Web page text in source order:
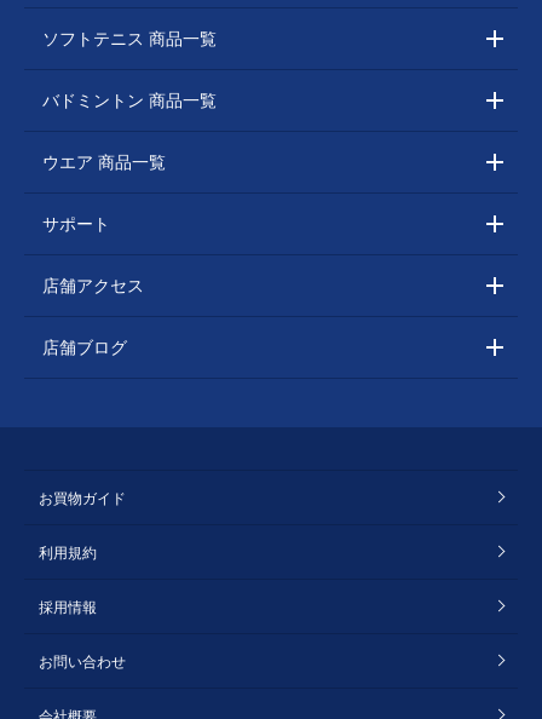
ソフトテニス 商品一覧
バドミントン 商品一覧
ウエア 商品一覧
サポート
店舗アクセス
店舗ブログ
お買物ガイド
利用規約
採用情報
お問い合わせ
会社概要